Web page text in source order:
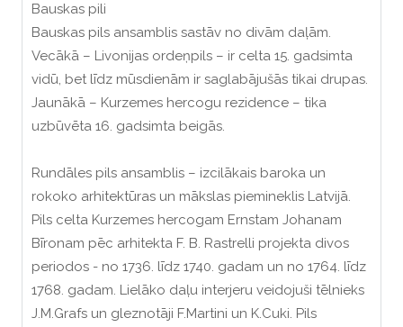
Bauskas pili
Bauskas pils ansamblis sastāv no divām daļām.
Vecākā – Livonijas ordeņpils – ir celta 15. gadsimta
vidū, bet līdz mūsdienām ir saglabājušās tikai drupas.
Jaunākā – Kurzemes hercogu rezidence – tika
uzbūvēta 16. gadsimta beigās.
Rundāles pils ansamblis – izcilākais baroka un
rokoko arhitektūras un mākslas piemineklis Latvijā.
Pils celta Kurzemes hercogam Ernstam Johanam
Bīronam pēc arhitekta F. B. Rastrelli projekta divos
periodos - no 1736. līdz 1740. gadam un no 1764. līdz
1768. gadam. Lielāko daļu interjeru veidojuši tēlnieks
J.M.Grafs un gleznotāji F.Martini un K.Cuki. Pils